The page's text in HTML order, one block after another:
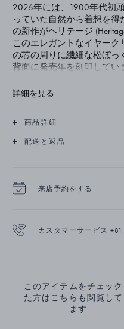
2026年には、1900年代初
っていた自然から着想を
の新作がヘリテージ
このエレガントなイヤー
の芯の周りに繊細な松ぼっ
背面に発売年を刻印して
詳細を見る
商品詳細
配送と返品
来店予約をする
カスタマーサービス
このアイテムをチェック
た方はこちらも閲覧し
ます